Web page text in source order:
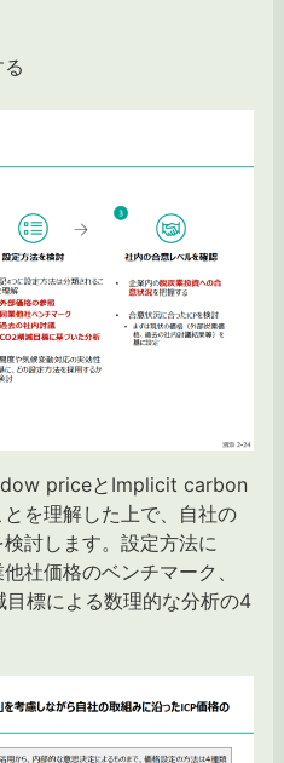
priceとImplicit carbon
を理解した上で、自社の
討します。設定方法に
社価格のベンチマーク、
標による数理的な分析の4